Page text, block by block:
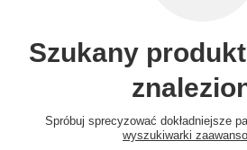
Szukany
Spróbuj sprecyzować dokładniejsze
wyszukiwarki